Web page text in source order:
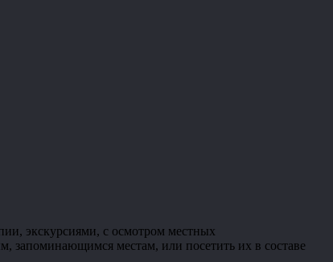
экскурсиями, с осмотром местных
запоминающимся местам, или посетить их в составе